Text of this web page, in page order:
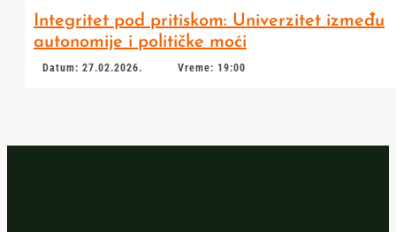
Integritet pod pritiskom: Univerzitet između
autonomije i političke moći
Datum: 27.02.2026. Vreme: 19:00